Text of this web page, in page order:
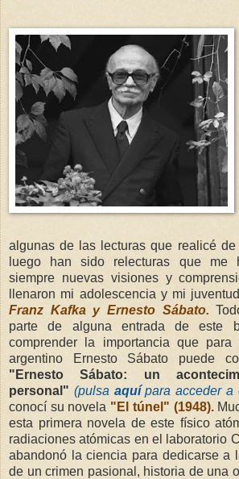
algunas de las lecturas que realicé
luego han sido relecturas que me
siempre nuevas visiones y
llenaron mi adolescencia y mi
Franz Kafka y Ernesto Sábato.
parte de alguna entrada de este
comprender la importancia que
argentino Ernesto Sábato puede
"Ernesto Sábato: un
personal" (pulsa aquípara acceder a
conocí su novela "El túnel" (1948).
esta primera novela de este físico
radiaciones atómicas en el laboratorio
abandonó la ciencia para dedicarse a
de un crimen pasional, historia de una